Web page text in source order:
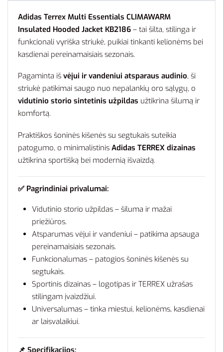
Adidas Terrex Multi Essentials CLIMAWARM
Insulated Hooded Jacket KB2186 – tai šilta, stilinga ir
funkcionali vyriška striukė, puikiai tinkanti kelionėms bei
kasdienai pereinamaisiais sezonais.
Pagaminta iš vėjui ir vandeniui atsparaus audinio, ši
striukė patikimai saugo nuo nepalankių oro sąlygų, o
vidutinio storio sintetinis užpildas užtikrina šilumą ir
komfortą.
Praktiškos šoninės kišenės su segtukais suteikia
patogumo, o minimalistinis Adidas TERREX dizainas
užtikrina sportišką bei modernią išvaizdą.
✅ Pagrindiniai privalumai:
Vidutinio storio užpildas – šiluma ir mažai
priežiūros.
Atsparumas vėjui ir vandeniui – patikima apsauga
pereinamaisiais sezonais.
Funkcionalumas – patogios šoninės kišenės su
segtukais.
Sportinis dizainas – logotipas ir TERREX užrašas
stilingam įvaizdžiui.
Universalumas – tinka miestui, kelionėms, kasdienai
ar laisvalaikiui.